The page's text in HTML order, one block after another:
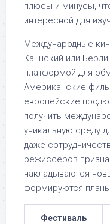
плюсы и минусы,
интересной для
Международные
Каннский или
платформой для
Американские
европейские
получить
уникальную среду
даже
режиссёров
накладываются
формируются
Фестиваль